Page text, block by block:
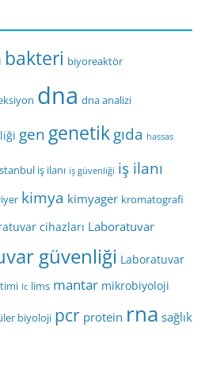
bakteri biyoreaktör
dna dna analizi
gen genetikgıda hassas
iş ilanı iş güvenliği iş ilanı
kimya kimyager kromatografi
cihazları Laboratuvar
güvenliği Laboratuvar
lc lims mantar mikrobiyoloji
biyoloji pcr protein rna sağlık